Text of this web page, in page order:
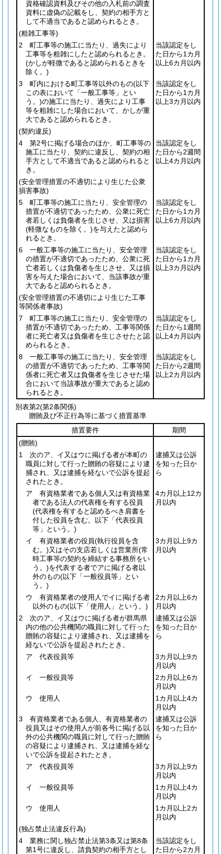
資格確認資料及びその他の入札前の調査
資料に虚偽の記載をし、契約の相手方と
して不適当であると認められるとき。
(粗雑工事等)
2 町工事等の施工に当たり、過失により
工事等を粗雑にしたと認められるとき。
(かしが軽微であると認められるときを
除く。)
当該認定をし
た日から1カ月
以上6カ月以内
3 町内における町工事等以外のもの(以下
この表において「一般工事等」とい
う。)の施工に当たり、過失により工事
等を粗雑にした場合において、かしが重
大であると認められるとき。
当該認定をし
た日から1カ月
以上3カ月以内
(契約違反)
4 第2号に掲げる場合のほか、町工事等の
施工に当たり、契約に違反し、契約の相
手方として不適当であると認められると
き。
当該認定をし
た日から2週間
以上4カ月以内
(安全管理措置の不適切により生じた公衆
損害事故)
5 町工事等の施工に当たり、安全管理の
措置が不適切であったため、公衆に死亡
者若しくは負傷者を生じさせ、又は損害
(軽微なものを除く。)を与えたと認めら
れるとき。
当該認定をし
た日から1カ月
以上6カ月以内
6 一般工事等の施工に当たり、安全管理
の措置が不適切であったため、公衆に死
亡者若しくは負傷者を生じさせ、又は損
害を与えた場合において、当該事故が重
大であると認められるとき。
当該認定をし
た日から1カ月
以上3カ月以内
(安全管理措置の不適切により生じた工事
等関係者事故)
7 町工事等の施工に当たり、安全管理の
措置が不適切であったため、工事等関係
者に死亡者又は負傷者を生じさせたと認
められるとき。
当該認定をし
た日から1週間
以上4カ月以内
8 一般工事等の施工に当たり、安全管理
の措置が不適切であったため、工事等関
係者に死亡者又は負傷者を生じさせた場
合において当該事故が重大であると認め
られるとき。
当該認定をし
た日から2週間
以上2カ月以内
別表第2(第2条関係)
贈賄及び不正行為等に基づく措置基準
措置要件
期間
(贈賄)
1 次のア、イ又はウに掲げる者が本町の
職員に対して行った贈賄の容疑により逮
捕され、又は逮捕を経ないで公訴を提起
されたとき。
逮捕又は公訴
を知った日か
ら
ア 有資格業者である個人又は有資格業
者である法人の代表権を有する役員
(代表権を有すると認めるべき肩書を
付した役員を含む。以下「代表役員
等」という。)
4カ月以上12カ
月以内
イ 有資格業者の役員(執行役員を含
む。)又はその支店若しくは営業所(常
時工事等の契約を締結する事務所をい
う。)を代表する者でアに掲げる者以
外のもの(以下「一般役員等」とい
う。)
3カ月以上9カ
月以内
ウ 有資格業者の使用人でイに掲げる者
以外のもの(以下「使用人」という。)
2カ月以上6カ
月以内
2 次のア、イ又はウに掲げる者が群馬県
内の他の公共機関の職員に対して行った
贈賄の容疑により逮捕され、又は逮捕を
経ないで公訴を提起されたとき。
逮捕又は公訴
を知った日か
ら
ア 代表役員等
3カ月以上9カ
月以内
イ 一般役員等
2カ月以上6カ
月以内
ウ 使用人
1カ月以上4カ
月以内
3 有資格業者である個人、有資格業者の
役員又はその使用人が前各号に掲げる以
外の公共機関の職員に対して行った贈賄
の容疑により逮捕され、又は逮捕を経な
いで公訴を提起されたとき。
逮捕又は公訴
を知った日か
ら
ア 代表役員等
3カ月以上9カ
月以内
イ 一般役員等
1カ月以上4カ
月以内
ウ 使用人
1カ月以上2カ
月以内
(独占禁止法違反行為)
4 業務に関し独占禁止法第3条又は第8条
第1号に違反し、請負契約の相手方とし
当該認定をし
た日から2カ月